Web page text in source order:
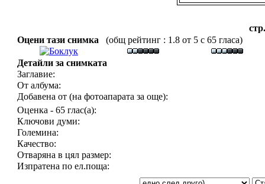
Оцени тази снимка
(общ рейтинг : 1.8 от 5 с 65 гласа)
Детайли за снимката
Заглавие:
От албума:
Добавена от (на фотоапарата за още):
Оценка - 65 глас(а):
Ключови думи:
Големина:
Качество:
Отваряна в цял размер:
Изпратена по ел.поща: